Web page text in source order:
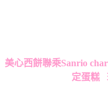
美心西餅聯乘Sanrio
定蛋糕